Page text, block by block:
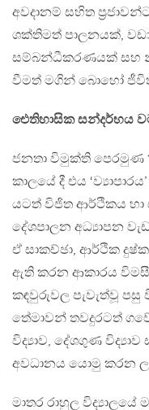
අවදානම් සහිත
ශක්තිමත් පාලනයක්,
සම්බන්ධීකරණයක් සහ
වීමත් මගින් බොහෝ
ඓතිහාසික සන්දර්භය
ජනතා විමුක්ති පෙරමුණ
කාලයේ දී එය
යටත් විජිත ආර්ථිකය
දේශපාලන අධ්‍යාපන
ඒ සාකච්ඡා, ආර්ථික
ඇති කරන ආකාරය
කඳවුරුවල පැවැත්වූ පසු
තේමාවන් තවදුරටත්
විද්‍යාව, දේශගුණ
අවධානය යොමු කරන
මාතර රාහුල විද්‍යාලයේ